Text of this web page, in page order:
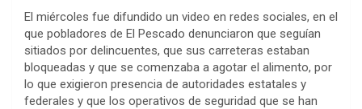
El miércoles fue difundido un video en redes sociales, en el
que pobladores de El Pescado denunciaron que seguían
sitiados por delincuentes, que sus carreteras estaban
bloqueadas y que se comenzaba a agotar el alimento, por
lo que exigieron presencia de autoridades estatales y
federales y que los operativos de seguridad que se han